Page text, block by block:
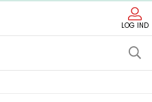
LOG IND